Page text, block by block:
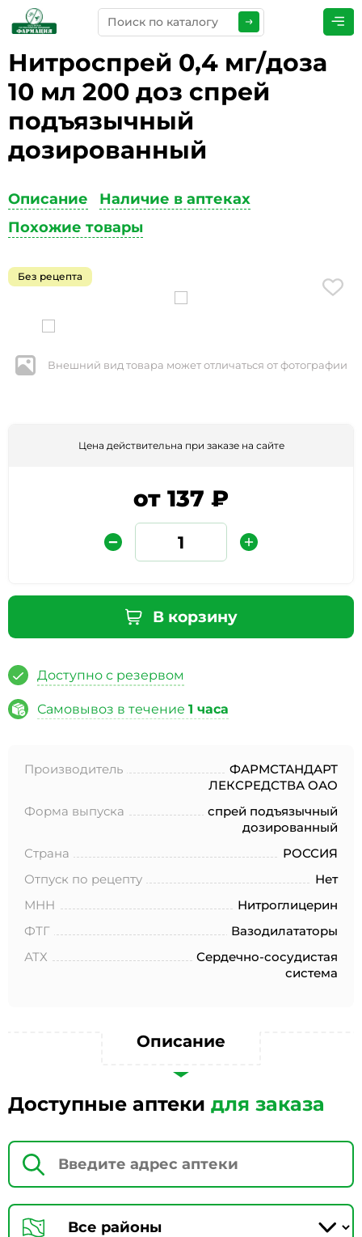
Нитроспрей 0,4 мг/доза
10 мл 200 доз спрей
подъязычный
дозированный
Описание
Наличие в аптеках
Похожие товары
Без рецепта
Внешний вид товара может отличаться от фотографии
Цена действительна при заказе на сайте
от 137 ₽
В корзину
Доступно с резервом
Самовывоз в течение 1 часа
Производитель
ФАРМСТАНДАРТ
ЛЕКСРЕДСТВА ОАО
Форма выпуска
спрей подъязычный
дозированный
Страна
РОССИЯ
Отпуск по рецепту
Нет
МНН
Нитроглицерин
ФТГ
Вазодилататоры
АТХ
Сердечно-сосудистая
система
Описание
Доступные аптеки для заказа
ПРЕДСТАВЬТЕСЬ *
ТЕЛЕФОН*
ЭЛЕКТРОННАЯ ПОЧТА
Защита от автоматических сообщений
Введите слово на картинке
* Нажимая кнопку «Отправить отзыв», я даю свое
согласие на обработку моих персональных данных, в
соответствии с Федеральным законом от 27.07.2006 года